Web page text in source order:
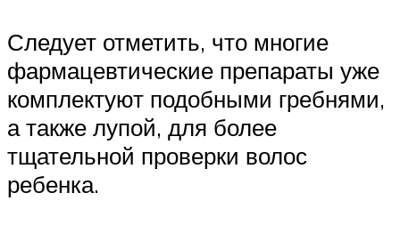
Следует отметить, что многие
фармацевтические препараты уже
комплектуют подобными гребнями,
а также лупой, для более
тщательной проверки волос
ребенка.